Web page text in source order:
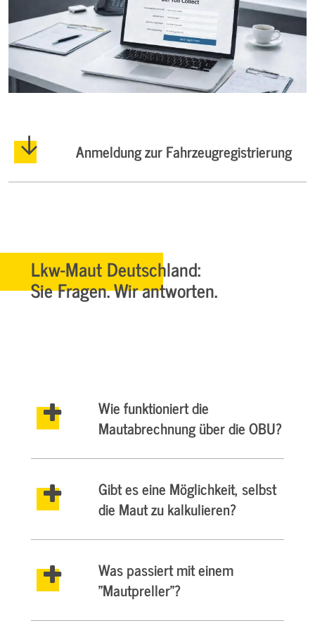
Anmeldung zur Fahrzeugregistrierung
Lkw-Maut Deutschland:
Sie Fragen. Wir antworten.
Wie funktioniert die
Mautabrechnung über die OBU?
Gibt es eine Möglichkeit, selbst
die Maut zu kalkulieren?
Was passiert mit einem
"Mautpreller"?